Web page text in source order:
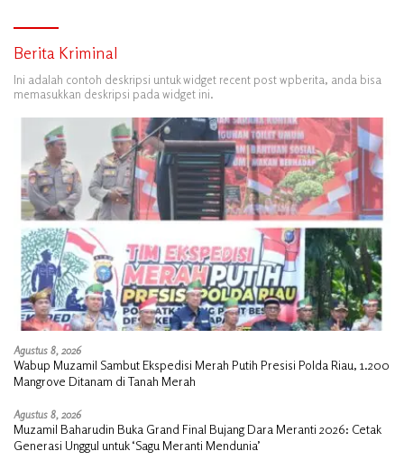
Berita Kriminal
Ini adalah contoh deskripsi untuk widget recent post wpberita, anda bisa
memasukkan deskripsi pada widget ini.
Agustus 8, 2026
Wabup Muzamil Sambut Ekspedisi Merah Putih Presisi Polda Riau, 1.200
Mangrove Ditanam di Tanah Merah
Agustus 8, 2026
Muzamil Baharudin Buka Grand Final Bujang Dara Meranti 2026: Cetak
Generasi Unggul untuk ‘Sagu Meranti Mendunia’